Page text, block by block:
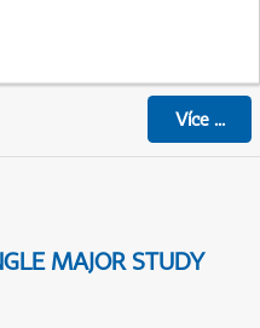
Více...
MAJOR STUDY